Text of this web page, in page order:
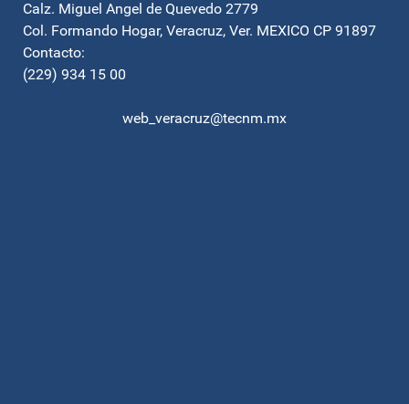
Calz. Miguel Angel de Quevedo 2779
Col. Formando Hogar, Veracruz, Ver. MEXICO CP 91897
Contacto:
(229) 934 15 00
web_veracruz@tecnm.mx